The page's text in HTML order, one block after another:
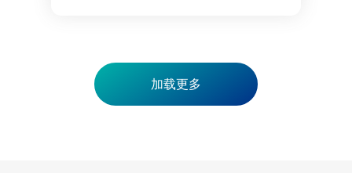
加载更多